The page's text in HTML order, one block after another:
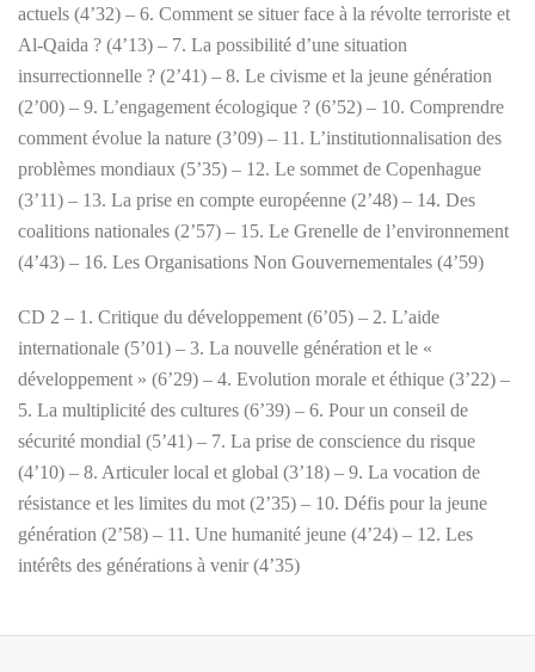
actuels (4’32) – 6. Comment se situer face à la révolte terroriste et
Al-Qaida ? (4’13) – 7. La possibilité d’une situation
insurrectionnelle ? (2’41) – 8. Le civisme et la jeune génération
(2’00) – 9. L’engagement écologique ? (6’52) – 10. Comprendre
comment évolue la nature (3’09) – 11. L’institutionnalisation des
problèmes mondiaux (5’35) – 12. Le sommet de Copenhague
(3’11) – 13. La prise en compte européenne (2’48) – 14. Des
coalitions nationales (2’57) – 15. Le Grenelle de l’environnement
(4’43) – 16. Les Organisations Non Gouvernementales (4’59)
CD 2 – 1. Critique du développement (6’05) – 2. L’aide
internationale (5’01) – 3. La nouvelle génération et le «
développement » (6’29) – 4. Evolution morale et éthique (3’22) –
5. La multiplicité des cultures (6’39) – 6. Pour un conseil de
sécurité mondial (5’41) – 7. La prise de conscience du risque
(4’10) – 8. Articuler local et global (3’18) – 9. La vocation de
résistance et les limites du mot (2’35) – 10. Défis pour la jeune
génération (2’58) – 11. Une humanité jeune (4’24) – 12. Les
intérêts des générations à venir (4’35)